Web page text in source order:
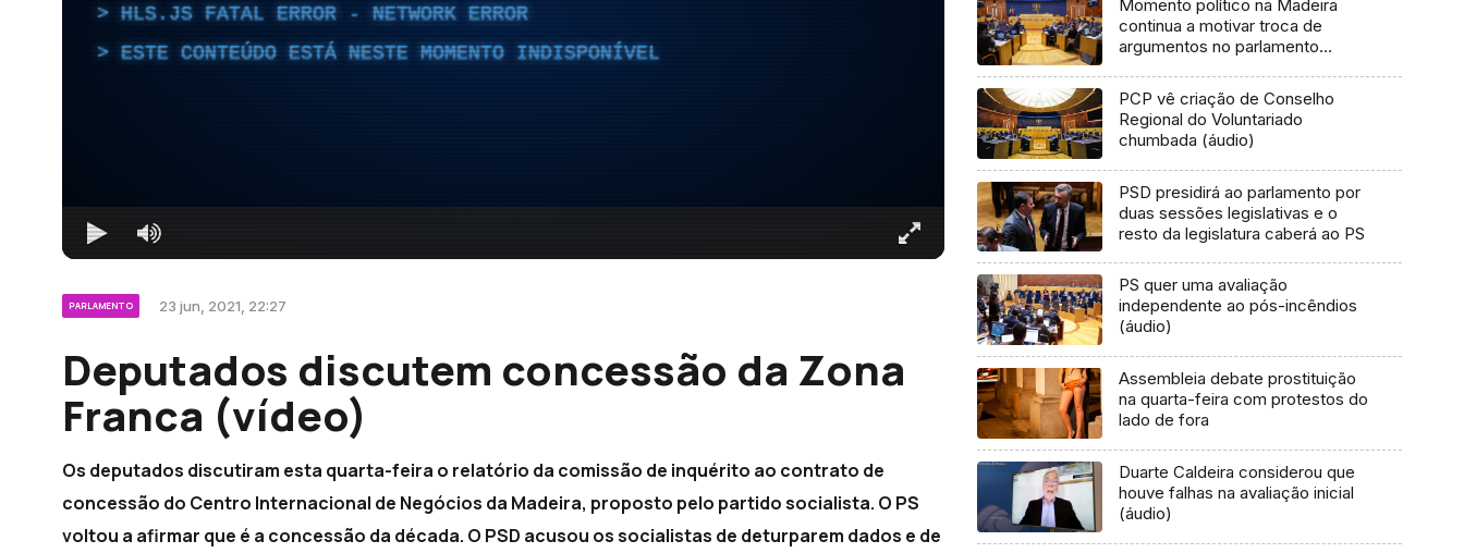
HLS.JS FATAL ERROR - NETWORK ERROR
ESTE CONTEÚDO ESTÁ NESTE MOMENTO INDISPONÍVEL
PARLAMENTO 23 jun, 2021, 22:27
Deputados discutem concessão da Zona
Franca (vídeo)
Os deputados discutiram esta quarta-feira o relatório da comissão de inquérito ao contrato de
concessão do Centro Internacional de Negócios da Madeira, proposto pelo partido socialista. O PS
voltou a afirmar que é a concessão da década. O PSD acusou os socialistas de deturparem dados e de
Momento político na Madeira
continua a motivar troca de
argumentos no parlamento
PCP vê criação de Conselho
Regional do Voluntariado
chumbada (áudio)
PSD presidirá ao parlamento por
duas sessões legislativas e o
resto da legislatura caberá ao PS
PS quer uma avaliação
independente ao pós-incêndios
(áudio)
Assembleia debate prostituição
na quarta-feira com protestos do
lado de fora
Duarte Caldeira considerou que
houve falhas na avaliação inicial
(áudio)